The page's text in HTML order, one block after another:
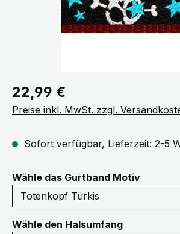
Regulärer Preis:
22,99 €
Preise inkl. MwSt. zzgl.
Sofort verfügbar, Lieferzeit: 2-5
Wähle das Gurtband Motiv
Wähle den Halsumfangauswählen